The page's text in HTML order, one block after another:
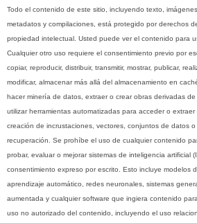
Todo el contenido de este sitio, incluyendo texto,
metadatos y compilaciones, está protegido por derechos
propiedad intelectual. Usted puede ver el contenido para
Cualquier otro uso requiere el consentimiento previo por
copiar, reproducir, distribuir, transmitir, mostrar, publicar,
modificar, almacenar más allá del almacenamiento en
hacer minería de datos, extraer o crear obras derivadas
utilizar herramientas automatizadas para acceder o
creación de incrustaciones, vectores, conjuntos de datos
recuperación. Se prohíbe el uso de cualquier contenido
probar, evaluar o mejorar sistemas de inteligencia artificial
consentimiento expreso por escrito. Esto incluye modelos
aprendizaje automático, redes neuronales, sistemas
aumentada y cualquier software que ingiera contenido
uso no autorizado del contenido, incluyendo el uso